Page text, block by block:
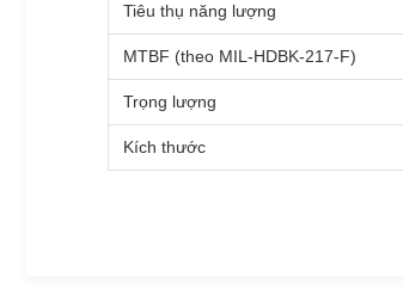
Tiêu thụ năng lượng
MTBF (theo MIL-HDBK-217-F)
Trọng lượng
Kích thước